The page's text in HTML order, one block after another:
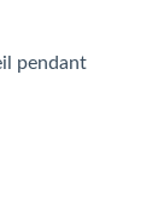
pendant